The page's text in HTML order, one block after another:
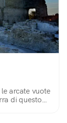
arcate vuote
di questo